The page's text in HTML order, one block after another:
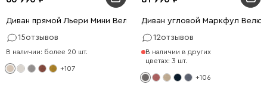
Диван прямой Льери Мини Велюр Молочный
15отзывов
В наличии: более 20 шт.
+107
Диван угловой Маркфул
12отзывов
В наличии в других
цветах: 3 шт.
+106